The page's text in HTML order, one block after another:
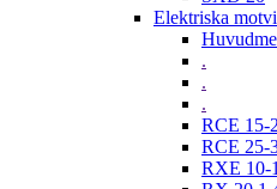
Elektriska
.
.
.
RCE 15-
RCE 25-
RXE 10-